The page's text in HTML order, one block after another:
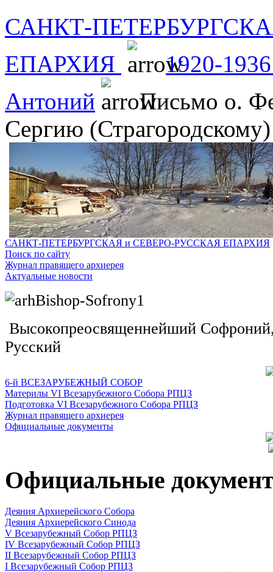
САНКТ-
ЕПАРХИЯ
1920-
Антоний
Письмо о.
Сергию (Страгородскому)
САНКТ-ПЕТЕРБУРГСКАЯ и СЕВЕРО-РУССКАЯ ЕПАРХИЯ
Поиск по сайту
Журнал правящего архиерея
Актуальные новости
Высокопреосвященнейший
Русский
6-й ВСЕЗАРУБЕЖНЫЙ СОБОР
Материлы VI Всезарубежного Собора РПЦЗ
Подготовка VI Всезарубежного Собора РПЦЗ
Журнал правящего архиерея
Официальные документы
Официальные
Деяния Архиерейского Собора
Деяния Архиерейского Синода
V Всезарубежный Собор РПЦЗ
IV Всезарубежный Собор РПЦЗ
II Всезарубежный Собор РПЦЗ
I Всезарубежный Собор РПЦЗ